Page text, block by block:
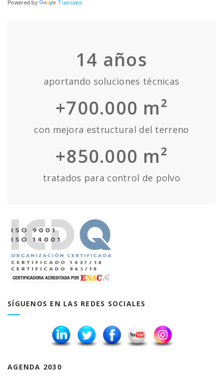
Powered by Translate
14 años
aportando soluciones técnicas
+700.000 m²
con mejora estructural del terreno
+850.000 m²
tratados para control de polvo
SÍGUENOS EN LAS REDES SOCIALES
AGENDA 2030